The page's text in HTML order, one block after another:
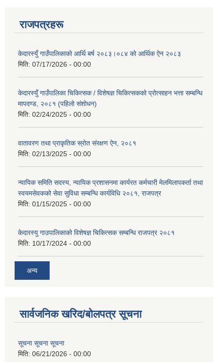
राजपत्रहरू
केदारस्युँ गाउँपालिकाकाे आर्थि बर्ष २०८३।०८४ काे आर्थिक ऐन २०८३
मिति: 07/17/2026 - 00:00
केदारस्युँ गाउँपालिका चिकित्सक / विशेषज्ञ चिकित्सकको प्रोत्साहन भत्ता सम्बन्धि
मापदण्ड, २०८१ (पहिलो संशोधन)
मिति: 02/24/2025 - 00:00
वातावरण तथा प्राकृतिक स्रोत संरक्षण ऐन, २०८१
मिति: 02/13/2025 - 00:00
न्यायिक समिति सदस्य, न्यायिक प्रशासनमा कार्यरत कर्मचारी मेलमिलापकर्ता तथा
स्वयमसेवकको सेवा सुविधा सम्बन्धि कार्यविधि २०८१, राजपत्र
मिति: 01/15/2025 - 00:00
केदारस्यु गाउपालिकाको विशेषज्ञ चिकित्सक सम्बन्धि राजपत्र २०८१
मिति: 10/17/2024 - 00:00
अन्य
सार्वजनिक खरिद/बोलपत्र सूचना
सूचना सूचना सूचना
मिति: 06/21/2026 - 00:00